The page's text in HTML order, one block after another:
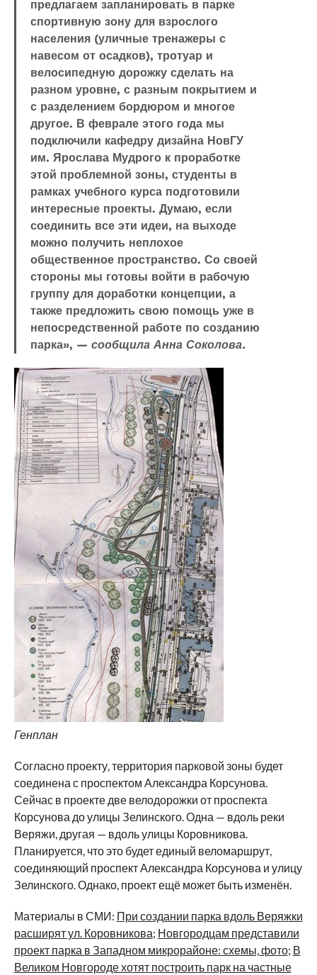
предлагаем запланировать в парке
спортивную зону для взрослого
населения (уличные тренажеры с
навесом от осадков), тротуар и
велосипедную дорожку сделать на
разном уровне, с разным покрытием и
с разделением бордюром и многое
другое. В феврале этого года мы
подключили кафедру дизайна НовГУ
им. Ярослава Мудрого к проработке
этой проблемной зоны, студенты в
рамках учебного курса подготовили
интересные проекты. Думаю, если
соединить все эти идеи, на выходе
можно получить неплохое
общественное пространство. Со своей
стороны мы готовы войти в рабочую
группу для доработки концепции, а
также предложить свою помощь уже в
непосредственной работе по созданию
парка», —сообщила Анна Соколова.
Генплан
Согласно проекту, территория парковой зоны будет
соединена с проспектом Александра Корсунова.
Сейчас в проекте две велодорожки от проспекта
Корсунова до улицы Зелинского. Одна — вдоль реки
Веряжи, другая — вдоль улицы Коровникова.
Планируется, что это будет единый веломаршрут,
соединяющий проспект Александра Корсунова и улицу
Зелинского. Однако, проект ещё может быть изменён.
Материалы в СМИ: При создании парка вдоль Веряжки
расширят ул. Коровникова; Новгородцам представили
проект парка в Западном микрорайоне: схемы, фото; В
Великом Новгороде хотят построить парк на частные